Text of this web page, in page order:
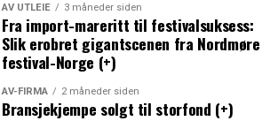
AV UTLEIE 3 måneder siden
Fra import-mareritt til festivalsuksess:
Slik erobret gigantscenen fra Nordmøre
festival-Norge (+)
AV-FIRMA 2 måneder siden
Bransjekjempe solgt til storfond (+)